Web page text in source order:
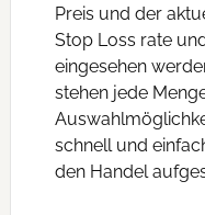
Preis und der
Stop Loss rate
eingesehen
stehen jede
schnell und
den Handel